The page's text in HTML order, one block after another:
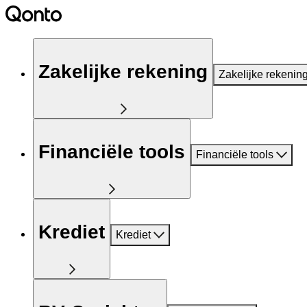
Zakelijke rekening Zakelijke
Financiële tools Financiële tools
Krediet Krediet